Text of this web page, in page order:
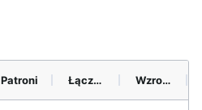
Patroni Łącznie Wzrost (28 dni)